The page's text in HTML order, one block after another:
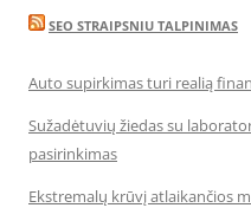
SEO STRAIPSNIU TALPINIMAS
Auto supirkimas turi realią
Sužadėtuvių žiedas su
pasirinkimas
Ekstremalų krūvį atlaikančios